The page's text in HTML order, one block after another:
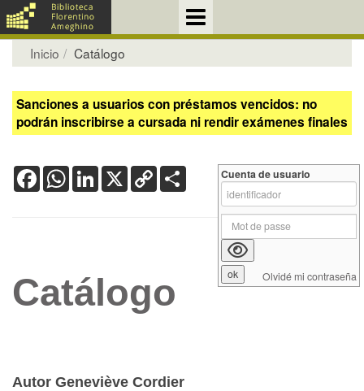
Inicio Catálogo
Sanciones a usuarios con préstamos vencidos: no
podrán inscribirse a cursada ni rendir exámenes finales
FacebookWhatsApp
LinkedIn
X Copy
Link
Catálogo
Autor Geneviève Cordier
Cuenta de usuario
Olvidé mi contraseña